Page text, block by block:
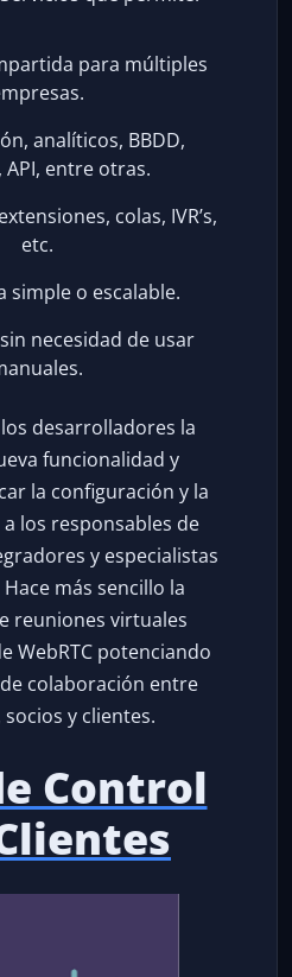
para múltiples
analíticos, BBDD,
API, entre otras.
colas, IVR’s,
etc.
simple o escalable.
necesidad de usar
desarrolladores la
funcionalidad y
la configuración y la
los responsables de
y especialistas
más sencillo la
reuniones virtuales
WebRTC potenciando
colaboración entre
y clientes.
Control